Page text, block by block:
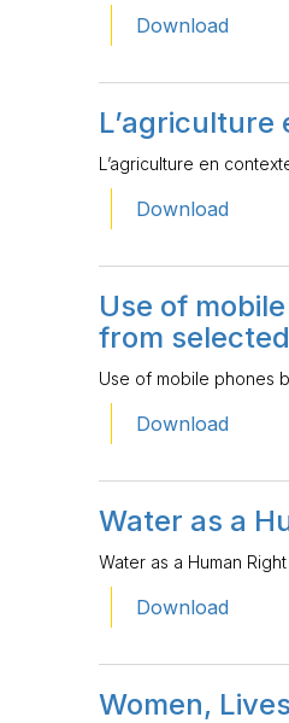
Download
L’agriculture
L’agriculture en
Download
Use of
from
Use of mobile phones
Download
Water as a
Water as a Human
Download
Women,